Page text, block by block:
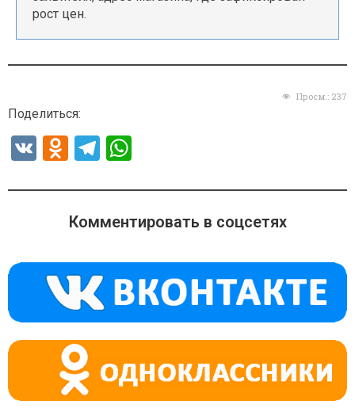
рост цен.
Просм.: 237
Поделиться:
V
O
n
o
a
ss
ni
ki
T
e
gr
m
at
s
p
p
Комментировать в соцсетях